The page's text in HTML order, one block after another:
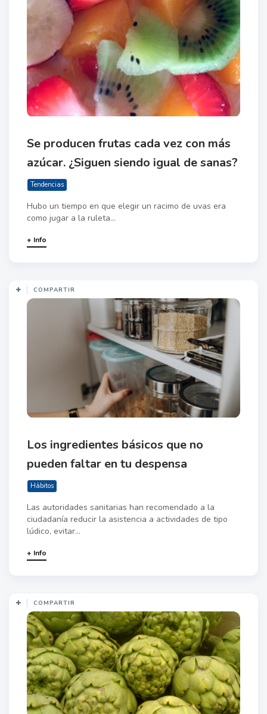
Se producen frutas cada vez con más
azúcar. ¿Siguen siendo igual de sanas?
Tendencias
Hubo un tiempo en que elegir un racimo de uvas era
como jugar a la ruleta...
+ Info
COMPARTIR
Los ingredientes básicos que no
pueden faltar en tu despensa
Hábitos
Las autoridades sanitarias han recomendado a la
ciudadanía reducir la asistencia a actividades de tipo
lúdico, evitar...
+ Info
COMPARTIR